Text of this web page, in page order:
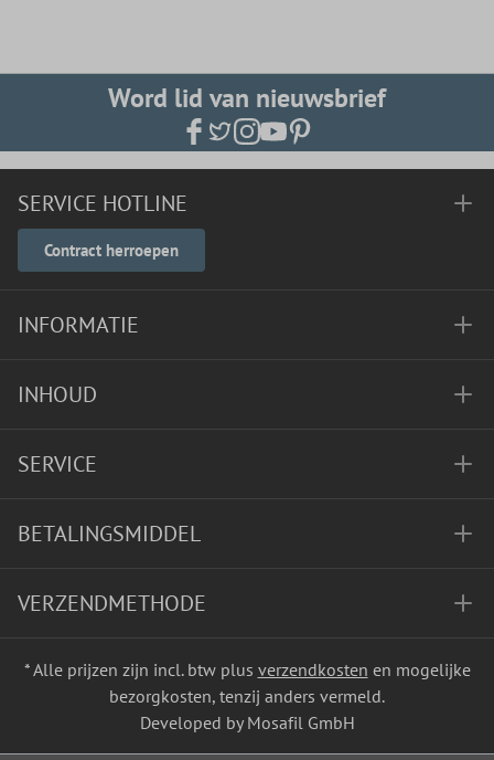
Word lid van nieuwsbrief
SERVICE HOTLINE
Contract herroepen
INFORMATIE
INHOUD
SERVICE
BETALINGSMIDDEL
VERZENDMETHODE
* Alle prijzen zijn incl. btw plus verzendkosten en mogelijke
bezorgkosten, tenzij anders vermeld.
Developed by Mosafil GmbH